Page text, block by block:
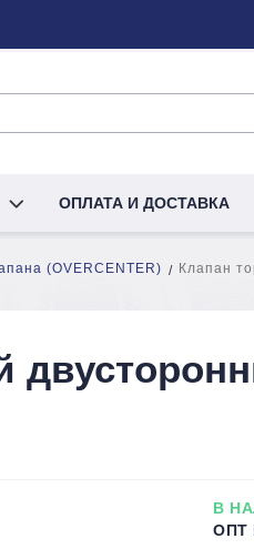
ОПЛАТА И ДОСТАВКА
(OVERCENTER) Клапан
В
ОПТ